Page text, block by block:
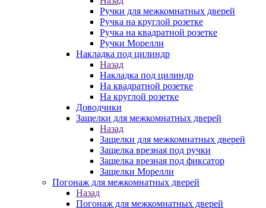
Ручки для межкомнатных дверей
Ручка на круглой розетке
Ручка на квадратной розетке
Ручки Морелли
Накладка под цилиндр
Назад
Накладка под цилиндр
На квадратной розетке
На круглой розетке
Доводчики
Защелки для межкомнатных дверей
Назад
Защелки для межкомнатных дверей
Защелка врезная под ручки
Защелка врезная под фиксатор
Защелки Морелли
Погонаж для межкомнатных дверей
Назад
Погонаж для межкомнатных дверей